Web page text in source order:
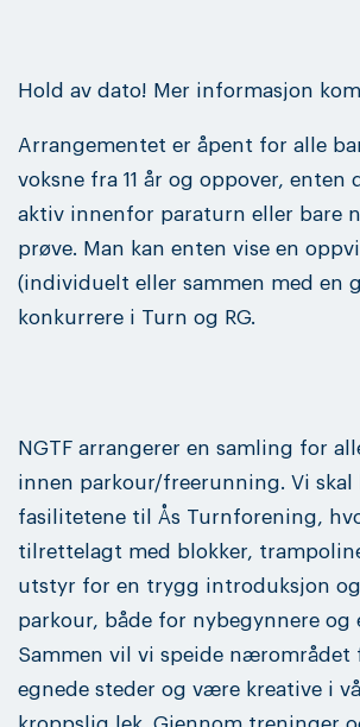
Hold av dato! Mer informasjon
Arrangementet er åpent for alle
voksne fra 11 år og oppover, enten
aktiv innenfor paraturn eller bare
prøve. Man kan enten vise en
(individuelt eller sammen med en
konkurrere i Turn og RG.
NGTF arrangerer en samling for
innen parkour/freerunning. Vi skal
fasilitetene til Ås Turnforening,
tilrettelagt med blokker,
utstyr for en trygg introduksjon
parkour, både for nybegynnere og
Sammen vil vi speide nærområdet
egnede steder og være kreative i